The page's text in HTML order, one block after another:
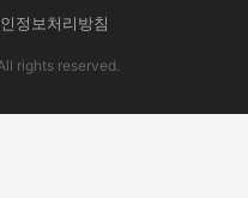
정보처리방침
rights reserved.